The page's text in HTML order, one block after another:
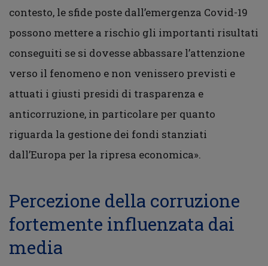
contesto, le sfide poste dall’emergenza Covid-19
possono mettere a rischio gli importanti risultati
conseguiti se si dovesse abbassare l’attenzione
verso il fenomeno e non venissero previsti e
attuati i giusti presidi di trasparenza e
anticorruzione, in particolare per quanto
riguarda la gestione dei fondi stanziati
dall’Europa per la ripresa economica».
Percezione della corruzione
fortemente influenzata dai
media